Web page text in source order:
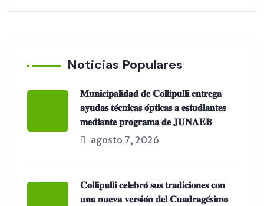
Noticias Populares
𝐌𝐮𝐧𝐢𝐜𝐢𝐩𝐚𝐥𝐢𝐝𝐚𝐝 𝐝𝐞 𝐂𝐨𝐥𝐥𝐢𝐩𝐮𝐥𝐥𝐢 𝐞𝐧𝐭𝐫𝐞𝐠𝐚
𝐚𝐲𝐮𝐝𝐚𝐬 𝐭𝐞́𝐜𝐧𝐢𝐜𝐚𝐬 𝐨́𝐩𝐭𝐢𝐜𝐚𝐬 𝐚 𝐞𝐬𝐭𝐮𝐝𝐢𝐚𝐧𝐭𝐞𝐬
𝐦𝐞𝐝𝐢𝐚𝐧𝐭𝐞 𝐩𝐫𝐨𝐠𝐫𝐚𝐦𝐚 𝐝𝐞 𝐉𝐔𝐍𝐀𝐄𝐁
agosto 7, 2026
𝐂𝐨𝐥𝐥𝐢𝐩𝐮𝐥𝐥𝐢 𝐜𝐞𝐥𝐞𝐛𝐫𝐨́ 𝐬𝐮𝐬 𝐭𝐫𝐚𝐝𝐢𝐜𝐢𝐨𝐧𝐞𝐬 𝐜𝐨𝐧
𝐮𝐧𝐚 𝐧𝐮𝐞𝐯𝐚 𝐯𝐞𝐫𝐬𝐢𝐨́𝐧 𝐝𝐞𝐥 𝐂𝐮𝐚𝐝𝐫𝐚𝐠𝐞́𝐬𝐢𝐦𝐨